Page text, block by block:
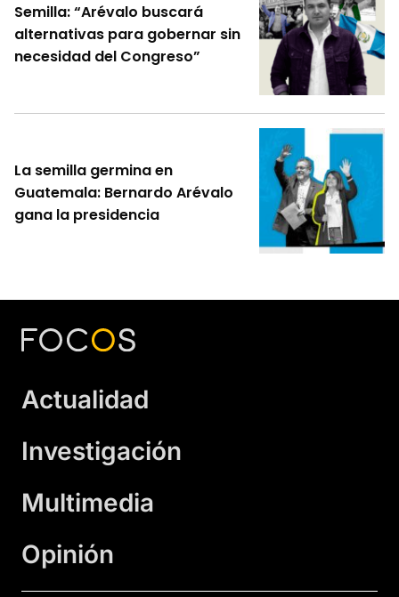
Semilla: “Arévalo buscará
alternativas para gobernar sin
necesidad del Congreso”
La semilla germina en
Guatemala: Bernardo Arévalo
gana la presidencia
Actualidad
Investigación
Multimedia
Opinión